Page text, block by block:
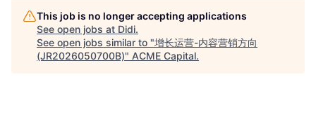
This job is no longer accepting applications
See open jobs at Didi.
See open jobs similar to "增长运营-内容营销方向
(JR2026050700B)" ACME Capital.